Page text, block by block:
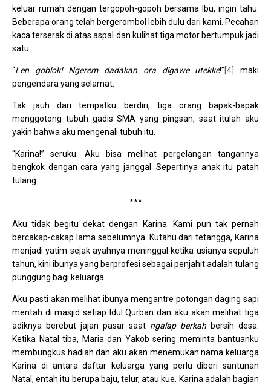
keluar rumah dengan tergopoh-gopoh bersama Ibu, ingin tahu.
Beberapa orang telah bergerombol lebih dulu dari kami. Pecahan
kaca terserak di atas aspal dan kulihat tiga motor bertumpuk jadi
satu.
“Len goblok! Ngerem dadakan ora digawe utekke!” [4]
maki
pengendara yang selamat.
Tak jauh dari tempatku berdiri, tiga orang bapak-bapak
menggotong tubuh gadis SMA yang pingsan, saat itulah aku
yakin bahwa aku mengenali tubuh itu.
“Karina!” seruku. Aku bisa melihat pergelangan tangannya
bengkok dengan cara yang janggal. Sepertinya anak itu patah
tulang.
***
Aku tidak begitu dekat dengan Karina. Kami pun tak pernah
bercakap-cakap lama sebelumnya. Kutahu dari tetangga, Karina
menjadi yatim sejak ayahnya meninggal ketika usianya sepuluh
tahun, kini ibunya yang berprofesi sebagai penjahit adalah tulang
punggung bagi keluarga.
Aku pasti akan melihat ibunya mengantre potongan daging sapi
mentah di masjid setiap Idul Qurban dan aku akan melihat tiga
adiknya berebut jajan pasar saat ngalap berkah bersih desa.
Ketika Natal tiba, Maria dan Yakob sering meminta bantuanku
membungkus hadiah dan aku akan menemukan nama keluarga
Karina di antara daftar keluarga yang perlu diberi santunan
Natal, entah itu berupa baju, telur, atau kue. Karina adalah bagian